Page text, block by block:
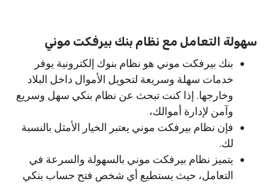
سهولة التعامل مع نظام بنك بيرفكت موني
بنك بيرفكت موني هو نظام بنوك إلكترونية يوفر
خدمات سهلة وسريعة لتحويل الأموال داخل البلاد
وخارجها. إذا كنت تبحث عن نظام بنكي سهل وسريع
وآمن لإدارة أموالك،
فإن نظام بيرفكت موني يعتبر الخيار الأمثل بالنسبة
لك.
يتميز نظام بيرفكت موني بالسهولة والسرعة في
التعامل، حيث يستطيع أي شخص فتح حساب بنكي